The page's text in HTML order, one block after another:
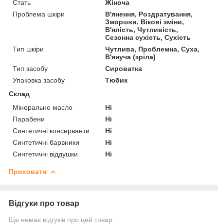
Стать
Жіноча
Проблема шкіри
В'янення, Роздратування,
Зморшки, Вікові зміни,
В'ялість, Чутливість,
Сезонна сухість, Сухість
Тип шкіри
Чутлива, Проблемна, Суха,
В'януча (зріла)
Тип засобу
Сироватка
Упаковка засобу
Тюбик
Склад
Мінеральне масло
Ні
Парабени
Ні
Синтетичні консерванти
Ні
Синтетичні барвники
Ні
Синтетичні віддушки
Ні
Приховати
Відгуки про товар
Ще немає відгуків про цей товар